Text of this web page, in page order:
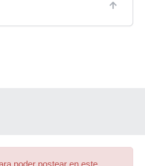
poder postear en este